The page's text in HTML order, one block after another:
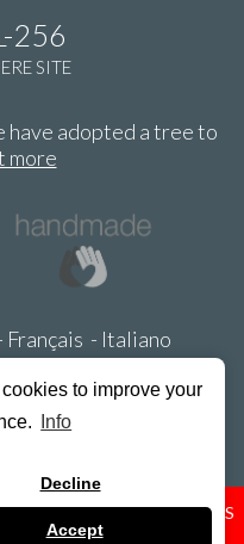
to improve your
Info
Decline
Accept
dal 31 Agosto! — HOLIDAYS
August 31st!
256
SITE
have adopted a tree to
more
Français - Italiano
auto MADE IN
Accoundoirs -
Verona (VR) - Italy -
12:00, 15:00-18:00,
italy-armrests.com